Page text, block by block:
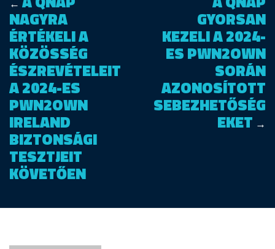
←
NAGYRA
ÉRTÉKELI A
KÖZÖSSÉG
ÉSZREVÉTELEIT
A 2024-ES
PWN2OWN
IRELAND
BIZTONSÁGI
TESZTJEIT
KÖVETŐEN
GYORSAN
KEZELI A 2024-
ES PWN2OWN
SORÁN
AZONOSÍTOTT
SEBEZHETŐSÉG
EKET →